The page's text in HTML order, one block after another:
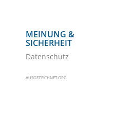
MEINUNG &
SICHERHEIT
Datenschutz
AUSGEZEICHNET.ORG